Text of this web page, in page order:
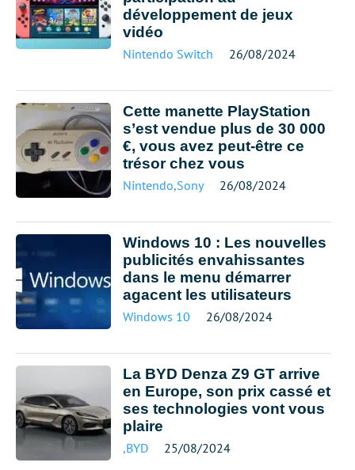
développement de jeux
vidéo
Nintendo Switch 26/08/2024
Cette manette PlayStation
s’est vendue plus de 30 000
€, vous avez peut-être ce
trésor chez vous
Nintendo,Sony 26/08/2024
Windows 10 : Les nouvelles
publicités envahissantes
dans le menu démarrer
agacent les utilisateurs
Windows 10 26/08/2024
La BYD Denza Z9 GT arrive
en Europe, son prix cassé et
ses technologies vont vous
plaire
,BYD 25/08/2024